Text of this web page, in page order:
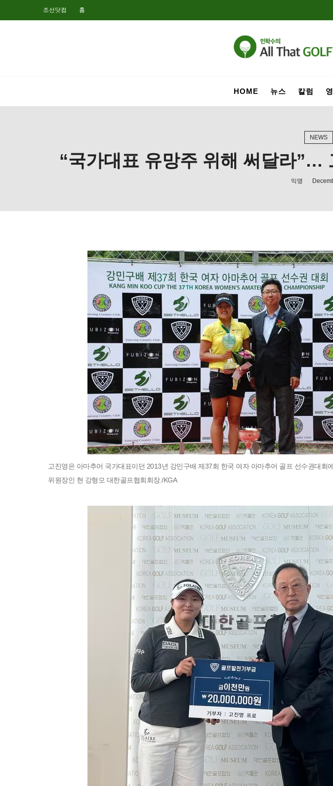
조선닷컴 홈
HOME 뉴스 칼럼
NEWS
“국가대표 유망주 위해 써달라”…
익명
고진영은 아마추어 국가대표이던 2013년 강민구배 제37회 한국 여자 아마추어 골프 선수권대회
위원장인 현 강형모 대한골프협회회장./KGA